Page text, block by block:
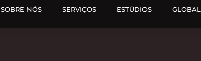
SOBRE NÓS SERVIÇOS ESTÚDIOS GLOBAL